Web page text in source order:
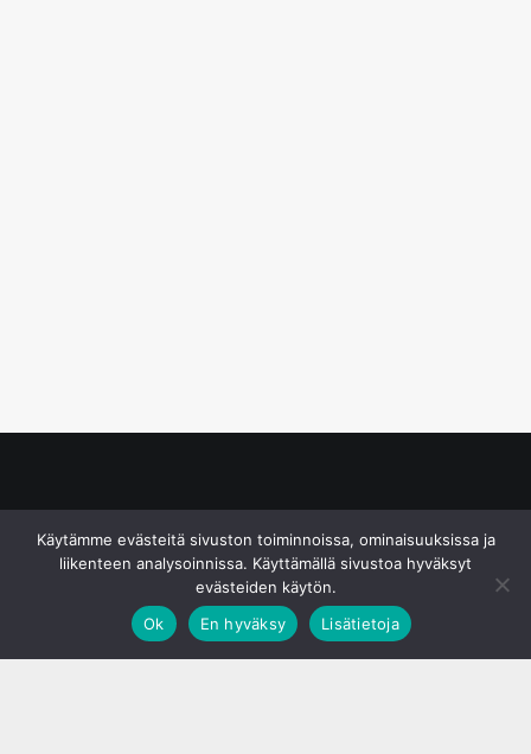
Käytämme evästeitä sivuston toiminnoissa, ominaisuuksissa ja
liikenteen analysoinnissa. Käyttämällä sivustoa hyväksyt
evästeiden käytön.
Ok
En hyväksy Lisätietoja